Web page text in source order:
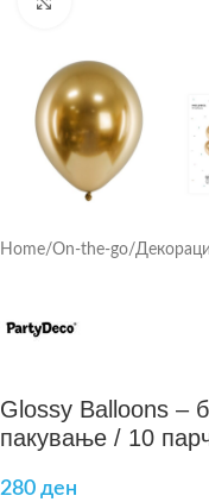
Home/On-the-go/
Glossy Balloons –
пакување / 10
280 ден